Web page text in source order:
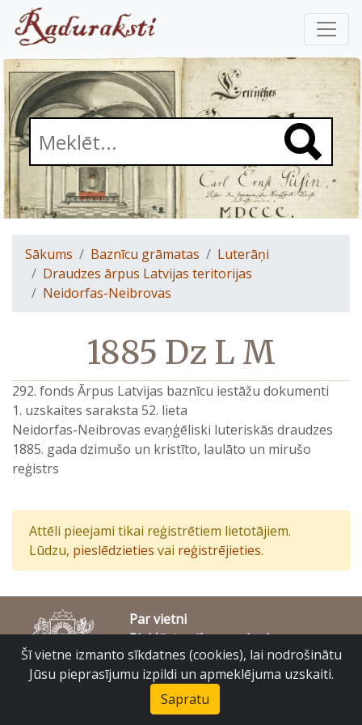
Sākums Baznīcu grāmatas
Luterāņi
Draudzes ārpus Latvijas teritorijas
Neidorfas-Neibrovas
1885 Dz L M
292. fonds Ārpus Latvijas baznīcu iestāžu dokumenti
1. uzskaites saraksta 52. lieta
Neidorfas-Neibrovas evaņģēliski luteriskās draudzes
1885. gada dzimušo un kristīto, laulāto un mirušo
reģistrs
Attēli pieejami tikai reģistrētiem lietotājiem.
Lūdzu, pieslēdzieties vai reģistrējieties.
Par vietni
Piekļūstamības paziņojums
© Latvijas Valsts vēstures arhīvs 2007-2026
Slokas iela 16, Rīga, LV – 1048
raduraksti@arhivi.gov.lv
Šī vietne izmanto sīkdatnes (cookies), lai nodrošinātu
Jūsu pieprasījumu izpildi un apmeklējuma uzskaiti.
Sapratu